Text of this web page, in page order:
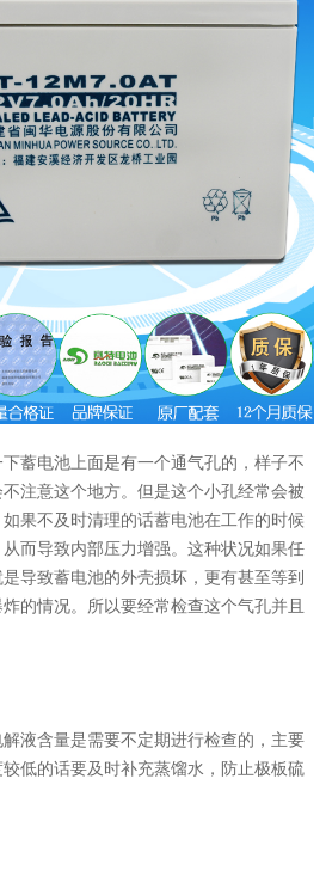
电池上面是有一个通气孔的，样子不
注意这个地方。但是这个小孔经常会被
果不及时清理的话蓄电池在工作的时候
而导致内部压力增强。这种状况如果任
导致蓄电池的外壳损坏，更有甚至等到
的情况。所以要经常检查这个气孔并且
含量是需要不定期进行检查的，主要
低的话要及时补充蒸馏水，防止极板硫